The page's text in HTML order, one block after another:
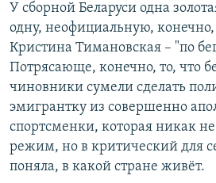
У сборной Беларуси одна
одну, неофициальную, конечно,
Кристина Тимановская – "по
Потрясающе, конечно, то, что
чиновники сумели сделать
эмигрантку из совершенно
спортсменки, которая никак
режим, но в критический для
поняла, в какой стране живёт.